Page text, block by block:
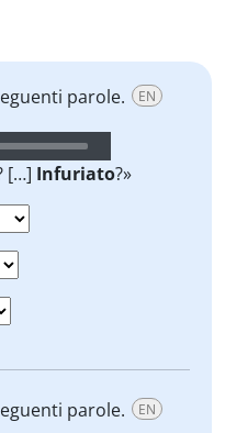
parole. EN
[…] Infuriato?»
parole. EN